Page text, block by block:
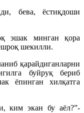
бева, ёстиқдоши
эшак минган қора
шекилли.
қарайдиганларни
буйруқ бериб
ёпинган хилқатга
ким экан бу аёл?”-